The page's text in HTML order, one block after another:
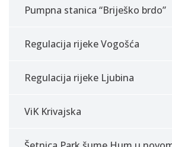
Pumpna stanica “Briješko brdo”
Regulacija rijeke Vogošća
Regulacija rijeke Ljubina
ViK Krivajska